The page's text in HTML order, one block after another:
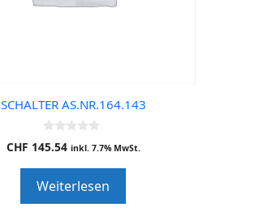
SCHALTER AS.NR.164.143
0
o
o
f
5
CHF 145.54 inkl. 7.7% MwSt.
Weiterlesen